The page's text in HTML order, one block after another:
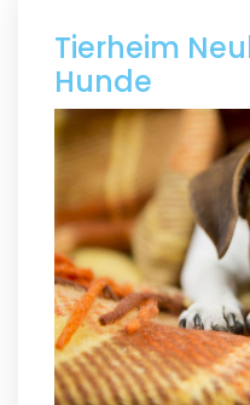
Tierheim
Hunde